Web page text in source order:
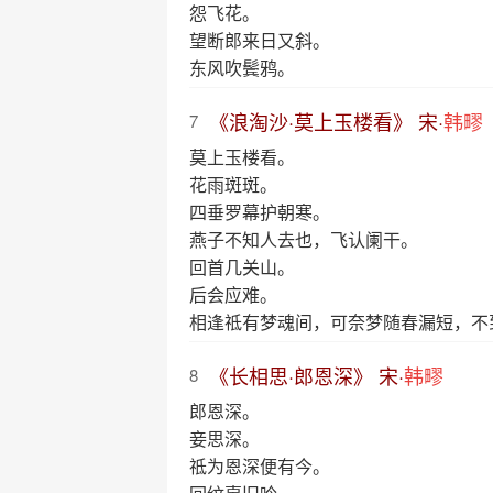
怨飞花。
望断郎来日又斜。
东风吹鬓鸦。
7 《浪淘沙·莫上玉楼看》 宋·韩疁
莫上玉楼看。
花雨斑斑。
四垂罗幕护朝寒。
燕子不知人去也，飞认阑干。
回首几关山。
后会应难。
相逢祗有梦魂间，可奈梦随春漏短，
8 《长相思·郎恩深》 宋·韩疁
郎恩深。
妾思深。
祗为恩深便有今。